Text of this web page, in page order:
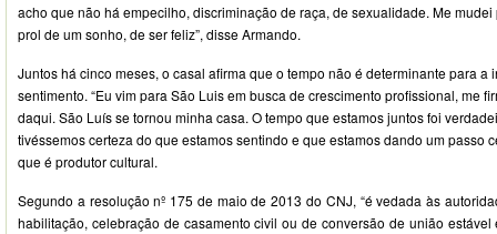
acho que não há empecilho, discriminação de raça, de sexualidade. Me
prol de um sonho, de ser feliz”, disse Armando.
Juntos há cinco meses, o casal afirma que o tempo não é determinante para a
sentimento. “Eu vim para São Luis em busca de crescimento profissional, me
daqui. São Luís se tornou minha casa. O tempo que estamos juntos foi
tivéssemos certeza do que estamos sentindo e que estamos dando um passo
que é produtor cultural.
Segundo a resolução nº 175 de maio de 2013 do CNJ, “é vedada às
habilitação, celebração de casamento civil ou de conversão de união estável